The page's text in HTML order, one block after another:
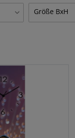
3
Wanduhr
Größe BxH